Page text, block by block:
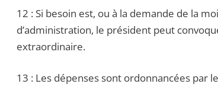
12 : Si besoin est, ou à la demande de la
d’administration, le président peut
extraordinaire.
13 : Les dépenses sont ordonnancées par